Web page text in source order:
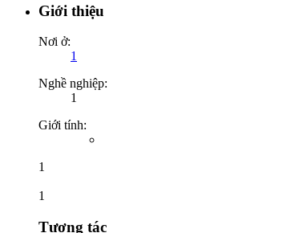
Giới thiệu
Nơi ở:
1
Nghề nghiệp:
1
Giới tính:
1
1
Tương tác